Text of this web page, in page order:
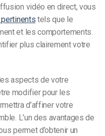
vidéo en direct, vous
tels que le
et les comportements.
plus clairement votre
aspects de votre
modifier pour les
d’affiner votre
L’un des avantages de
permet d’obtenir un